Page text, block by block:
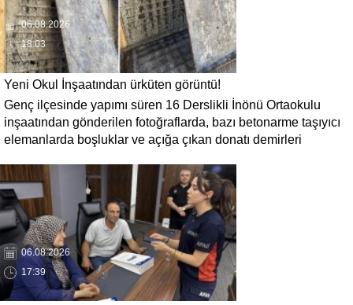
06.08.2026
18:03
Yeni Okul İnşaatından ürküten görüntü!
Genç ilçesinde yapımı süren 16 Derslikli İnönü Ortaokulu
inşaatından gönderilen fotoğraflarda, bazı betonarme taşıyıcı
elemanlarda boşluklar ve açığa çıkan donatı demirleri
oluştururken, yetkili kurumların teknik inceleme yapması
çağrısı yapıldı.
06.08.2026
17:39